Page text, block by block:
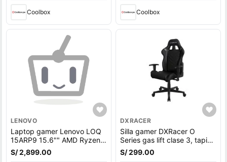
Coolbox Coolbox
LENOVO
Laptop gamer Lenovo LOQ
15ARP9 15.6"" AMD Ryzen
5-7235HS, 512GB SSD,
12GB RAM, GeForce RTX
S/ 2,899.00
DXRACER
Silla gamer DXRacer O
Series gas lift clase 3, tapiz
cuero pu, máx. 100 kg,
inclinación 90 - 135°, negro
S/ 299.00